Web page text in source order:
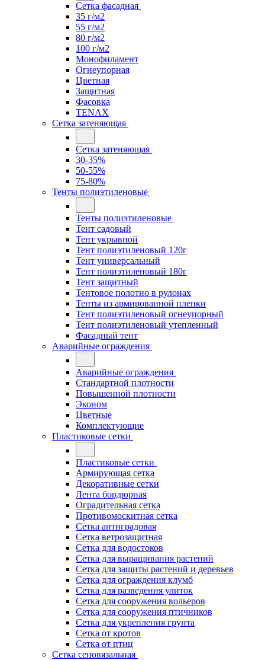
Сетка фасадная
35 г/м2
55 г/м2
80 г/м2
100 г/м2
Монофиламент
Огнеупорная
Цветная
Защитная
Фасовка
TENAX
Сетка затеняющая
Сетка затеняющая
30-35%
50-55%
75-80%
Тенты полиэтиленовые
Тенты полиэтиленовые
Тент садовый
Тент укрывной
Тент полиэтиленовый 120г
Тент универсальный
Тент полиэтиленовый 180г
Тент защитный
Тентовое полотно в рулонах
Тенты из армированной пленки
Тент полиэтиленовый огнеупорный
Тент полиэтиленовый утепленный
Фасадный тент
Аварийные ограждения
Аварийные ограждения
Стандартной плотности
Повышенной плотности
Эконом
Цветные
Комплектующие
Пластиковые сетки
Пластиковые сетки
Армирующая сетка
Декоративные сетки
Лента бордюрная
Оградительная сетка
Противомоскитная сетка
Сетка антиградовая
Сетка ветрозащитная
Сетка для водостоков
Сетка для выращивания растений
Сетка для защиты растений и деревьев
Сетка для ограждения клумб
Сетка для разведения улиток
Сетка для сооружения вольеров
Сетка для сооружения птичников
Сетка для укрепления грунта
Сетка от кротов
Сетка от птиц
Сетка сеновязальная